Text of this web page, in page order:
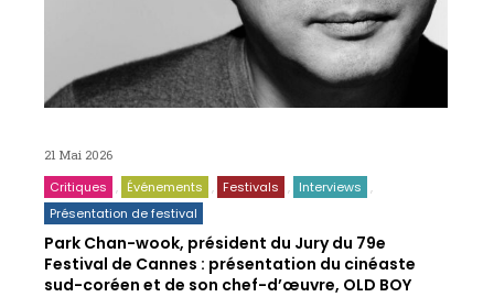
21 Mai 2026
Critiques Événements Festivals
Interviews
Présentation de festival
Park Chan-wook, président du Jury du 79e
Festival de Cannes : présentation du cinéaste
sud-coréen et de son chef-d’œuvre, OLD BOY